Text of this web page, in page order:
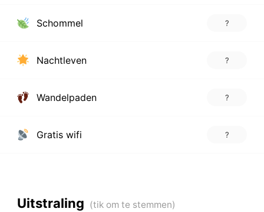
Schommel ?
Nachtleven ?
Wandelpaden ?
Gratis wifi ?
Uitstraling